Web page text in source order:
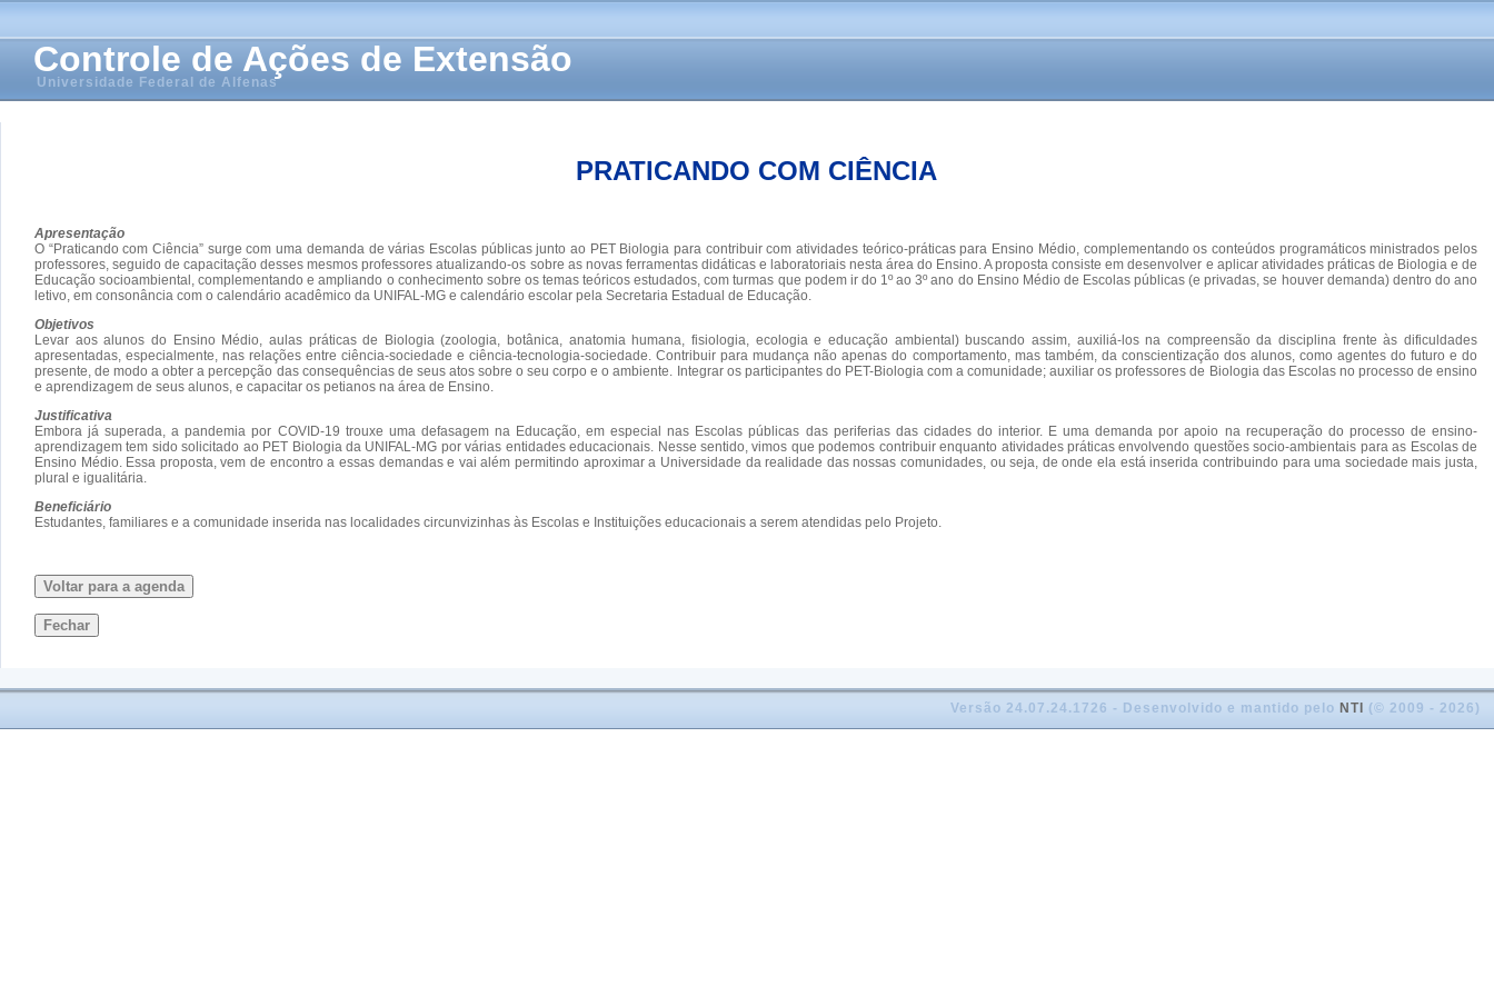
Controle de Ações de Extensão
Universidade Federal de Alfenas
PRATICANDO COM CIÊNCIA
Apresentação
O “Praticando com Ciência” surge com uma demanda de várias Escolas públicas junto ao PET Biologia para contribuir com atividades teórico-práticas para Ensino Médio, complementando os conteúdos programáticos ministrados pelos
professores, seguido de capacitação desses mesmos professores atualizando-os sobre as novas ferramentas didáticas e laboratoriais nesta área do Ensino. A proposta consiste em desenvolver e aplicar atividades práticas de Biologia e de
Educação socioambiental, complementando e ampliando o conhecimento sobre os temas teóricos estudados, com turmas que podem ir do 1º ao 3º ano do Ensino Médio de Escolas públicas (e privadas, se houver demanda) dentro do ano
letivo, em consonância com o calendário acadêmico da UNIFAL-MG e calendário escolar pela Secretaria Estadual de Educação.
Objetivos
Levar aos alunos do Ensino Médio, aulas práticas de Biologia (zoologia, botânica, anatomia humana, fisiologia, ecologia e educação ambiental) buscando assim, auxiliá-los na compreensão da disciplina frente às dificuldades
apresentadas, especialmente, nas relações entre ciência-sociedade e ciência-tecnologia-sociedade. Contribuir para mudança não apenas do comportamento, mas também, da conscientização dos alunos, como agentes do futuro e do
presente, de modo a obter a percepção das consequências de seus atos sobre o seu corpo e o ambiente. Integrar os participantes do PET-Biologia com a comunidade; auxiliar os professores de Biologia das Escolas no processo de ensino
e aprendizagem de seus alunos, e capacitar os petianos na área de Ensino.
Justificativa
Embora já superada, a pandemia por COVID-19 trouxe uma defasagem na Educação, em especial nas Escolas públicas das periferias das cidades do interior. E uma demanda por apoio na recuperação do processo de ensino-
aprendizagem tem sido solicitado ao PET Biologia da UNIFAL-MG por várias entidades educacionais. Nesse sentido, vimos que podemos contribuir enquanto atividades práticas envolvendo questões socio-ambientais para as Escolas de
Ensino Médio. Essa proposta, vem de encontro a essas demandas e vai além permitindo aproximar a Universidade da realidade das nossas comunidades, ou seja, de onde ela está inserida contribuindo para uma sociedade mais justa,
plural e igualitária.
Beneficiário
Estudantes, familiares e a comunidade inserida nas localidades circunvizinhas às Escolas e Instituições educacionais a serem atendidas pelo Projeto.
Voltar para a agenda
Fechar
Versão 24.07.24.1726 - Desenvolvido e mantido pelo NTI (© 2009 - 2026)